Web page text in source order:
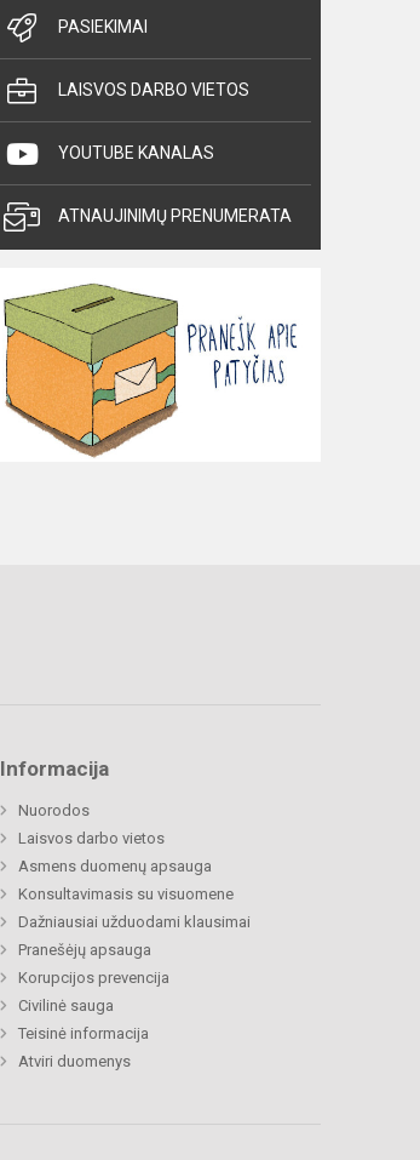
PASIEKIMAI
LAISVOS DARBO VIETOS
YOUTUBE KANALAS
ATNAUJINIMŲ PRENUMERATA
Informacija
Nuorodos
Laisvos darbo vietos
Asmens duomenų apsauga
Konsultavimasis su visuomene
Dažniausiai užduodami klausimai
Pranešėjų apsauga
Korupcijos prevencija
Civilinė sauga
Teisinė informacija
Atviri duomenys